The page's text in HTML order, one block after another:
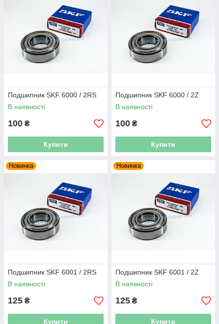
Подшипник SKF 6000 / 2RS
В наявності
100 ₴
Купити
Подшипник SKF 6000 / 2Z
В наявності
100 ₴
Купити
Новинка
Подшипник SKF 6001 / 2RS
В наявності
125 ₴
Купити
Новинка
Подшипник SKF 6001 / 2Z
В наявності
125 ₴
Купити